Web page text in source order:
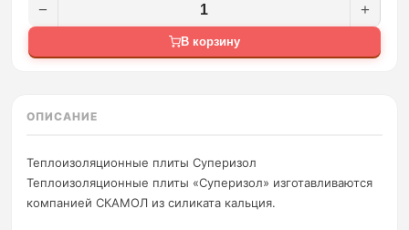
− +
В корзину
ОПИСАНИЕ
Теплоизоляционные плиты Суперизол
Теплоизоляционные плиты «Суперизол» изготавливаются
компанией СКАМОЛ из силиката кальция.